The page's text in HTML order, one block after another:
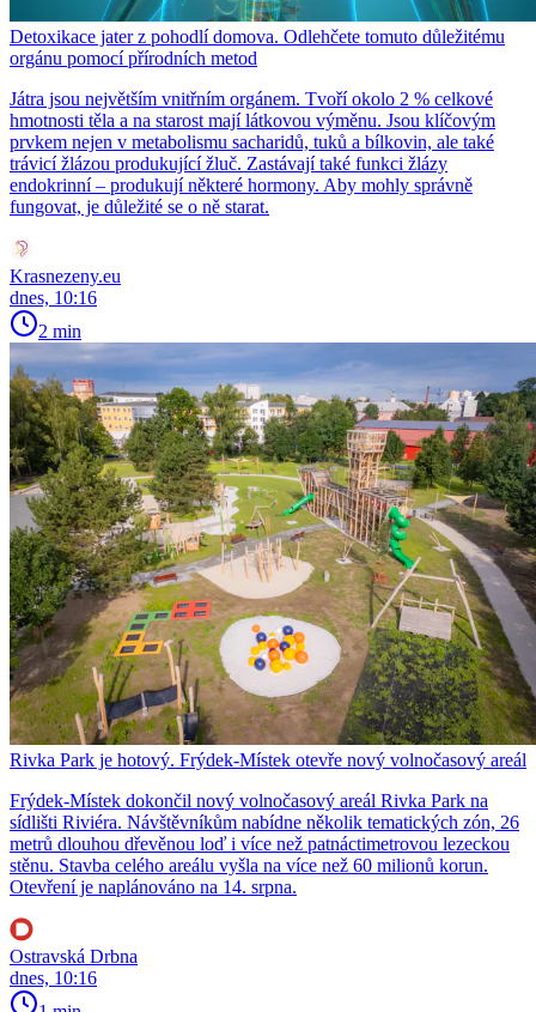
Detoxikace jater z pohodlí domova. Odlehčete tomuto důležitému
orgánu pomocí přírodních metod
Játra jsou největším vnitřním orgánem. Tvoří okolo 2 % celkové
hmotnosti těla a na starost mají látkovou výměnu. Jsou klíčovým
prvkem nejen v metabolismu sacharidů, tuků a bílkovin, ale také
trávicí žlázou produkující žluč. Zastávají také funkci žlázy
endokrinní – produkují některé hormony. Aby mohly správně
fungovat, je důležité se o ně starat.
Krasnezeny.eu
dnes, 10:16
2 min
Rivka Park je hotový. Frýdek-Místek otevře nový volnočasový areál
Frýdek-Místek dokončil nový volnočasový areál Rivka Park na
sídlišti Riviéra. Návštěvníkům nabídne několik tematických zón, 26
metrů dlouhou dřevěnou loď i více než patnáctimetrovou lezeckou
stěnu. Stavba celého areálu vyšla na více než 60 milionů korun.
Otevření je naplánováno na 14. srpna.
Ostravská Drbna
dnes, 10:16